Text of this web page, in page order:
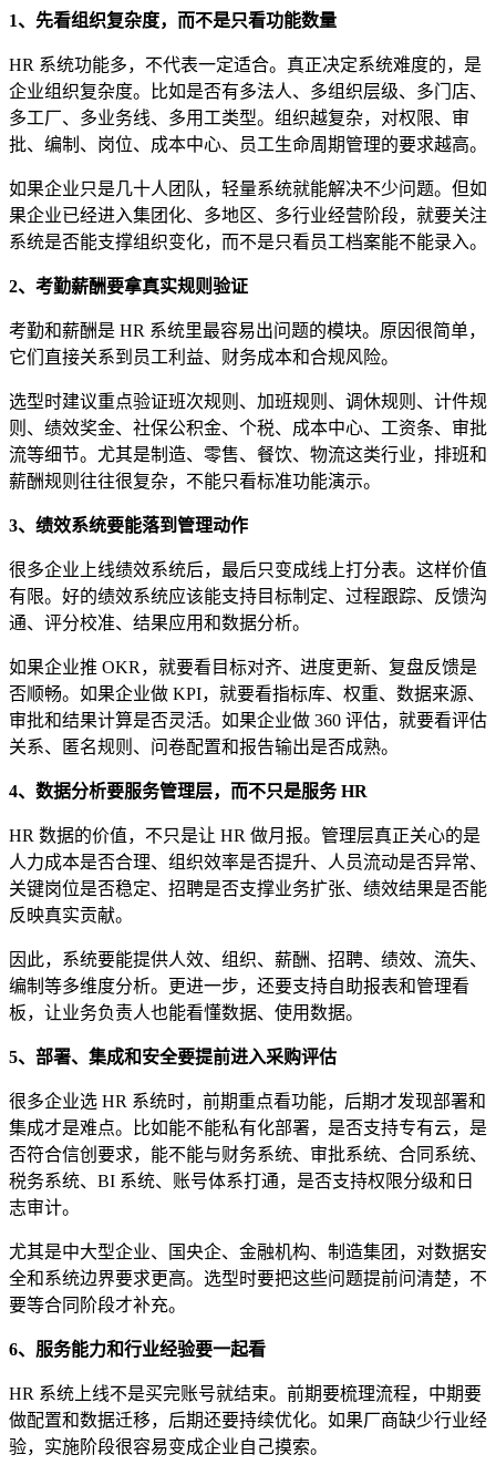
1、先看组织复杂度，而不是只看功能数量
HR 系统功能多，不代表一定适合。真正决定系统难度的，是
企业组织复杂度。比如是否有多法人、多组织层级、多门店、
多工厂、多业务线、多用工类型。组织越复杂，对权限、审
批、编制、岗位、成本中心、员工生命周期管理的要求越高。
如果企业只是几十人团队，轻量系统就能解决不少问题。但如
果企业已经进入集团化、多地区、多行业经营阶段，就要关注
系统是否能支撑组织变化，而不是只看员工档案能不能录入。
2、考勤薪酬要拿真实规则验证
考勤和薪酬是 HR 系统里最容易出问题的模块。原因很简单，
它们直接关系到员工利益、财务成本和合规风险。
选型时建议重点验证班次规则、加班规则、调休规则、计件规
则、绩效奖金、社保公积金、个税、成本中心、工资条、审批
流等细节。尤其是制造、零售、餐饮、物流这类行业，排班和
薪酬规则往往很复杂，不能只看标准功能演示。
3、绩效系统要能落到管理动作
很多企业上线绩效系统后，最后只变成线上打分表。这样价值
有限。好的绩效系统应该能支持目标制定、过程跟踪、反馈沟
通、评分校准、结果应用和数据分析。
如果企业推 OKR，就要看目标对齐、进度更新、复盘反馈是
否顺畅。如果企业做 KPI，就要看指标库、权重、数据来源、
审批和结果计算是否灵活。如果企业做 360 评估，就要看评估
关系、匿名规则、问卷配置和报告输出是否成熟。
4、数据分析要服务管理层，而不只是服务 HR
HR 数据的价值，不只是让 HR 做月报。管理层真正关心的是
人力成本是否合理、组织效率是否提升、人员流动是否异常、
关键岗位是否稳定、招聘是否支撑业务扩张、绩效结果是否能
反映真实贡献。
因此，系统要能提供人效、组织、薪酬、招聘、绩效、流失、
编制等多维度分析。更进一步，还要支持自助报表和管理看
板，让业务负责人也能看懂数据、使用数据。
5、部署、集成和安全要提前进入采购评估
很多企业选 HR 系统时，前期重点看功能，后期才发现部署和
集成才是难点。比如能不能私有化部署，是否支持专有云，是
否符合信创要求，能不能与财务系统、审批系统、合同系统、
税务系统、BI 系统、账号体系打通，是否支持权限分级和日
志审计。
尤其是中大型企业、国央企、金融机构、制造集团，对数据安
全和系统边界要求更高。选型时要把这些问题提前问清楚，不
要等合同阶段才补充。
6、服务能力和行业经验要一起看
HR 系统上线不是买完账号就结束。前期要梳理流程，中期要
做配置和数据迁移，后期还要持续优化。如果厂商缺少行业经
验，实施阶段很容易变成企业自己摸索。